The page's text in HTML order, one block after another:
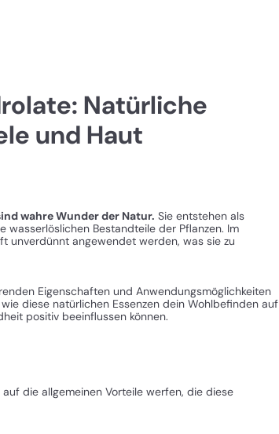
Natürliche
und Haut
wahre Wunder der Natur. Sie entstehen als
Bestandteile der Pflanzen. Im
unverdünnt angewendet werden, was sie zu
Eigenschaften und Anwendungsmöglichkeiten
diese natürlichen Essenzen dein Wohlbefinden auf
positiv beeinflussen können.
die allgemeinen Vorteile werfen, die diese